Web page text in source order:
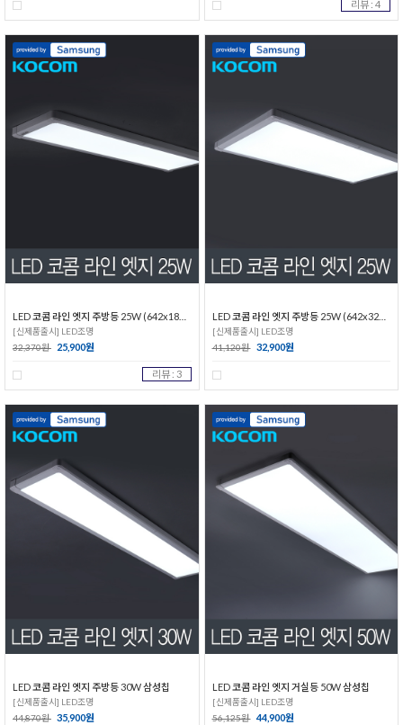
리뷰 : 4
[신제품출시] LED조명
32,370원 25,900원
리뷰 : 3
LED 코콤 라인 엣지 주방등 25W (642x322) 삼성칩
[신제품출시] LED조명
41,120원 32,900원
LED 코콤 라인 엣지 주방등 30W 삼성칩
[신제품출시] LED조명
44,870원 35,900원
LED 코콤 라인 엣지 거실등 50W 삼성칩
[신제품출시] LED조명
56,125원 44,900원